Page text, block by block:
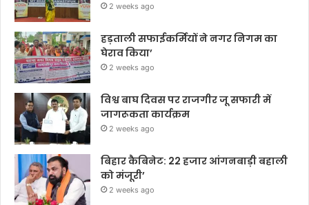
2 weeks ago
हड़ताली सफाईकर्मियों ने नगर निगम का
घेराव किया’
2 weeks ago
विश्व बाघ दिवस पर राजगीर जू सफारी में
जागरूकता कार्यक्रम
2 weeks ago
बिहार कैबिनेट: 22 हजार आंगनबाड़ी बहाली
को मंजूरी’
2 weeks ago